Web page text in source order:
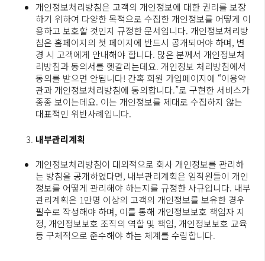
개인정보처리방침은 고객의 개인정보에 대한 권리를 보장
하기 위하여 다양한 목적으로 수집한 개인정보를 어떻게 이
용하고 보호할 것인지 규정한 문서입니다. 개인정보처리방
침은 홈페이지의 첫 페이지에 반드시 공개되어야 하며, 변
경 시 고객에게 안내해야 합니다. 많은 분께서 개인정보처
리방침과 동의서를 헷갈리는데요. 개인정보 처리방침에서
동의를 받으면 안됩니다! 간혹 회원 가입페이지에 “이용약
관과 개인정보처리방침에 동의합니다.”로 구현한 서비스가
종종 보이는데요. 이는 개인정보를 제대로 수집하지 않는
대표적인 위반사례입니다.
내부관리계획
개인정보처리방침이 대외적으로 회사 개인정보를 관리하
는 방침을 공개하였다면, 내부관리계획은 임직원들이 개인
정보를 어떻게 관리해야 하는지를 규정한 사규입니다. 내부
관리계획은 1만명 이상의 고객의 개인정보를 보유한 경우
필수로 작성해야 하며, 이를 통해 개인정보보호 책임자 지
정, 개인정보보호 조직의 역할 및 책임, 개인정보보호 교육
등 구체적으로 준수해야 하는 체계를 수립합니다.